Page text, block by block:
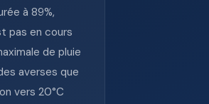
à 89%,
pas en cours
de pluie
averses que
vers 20°C